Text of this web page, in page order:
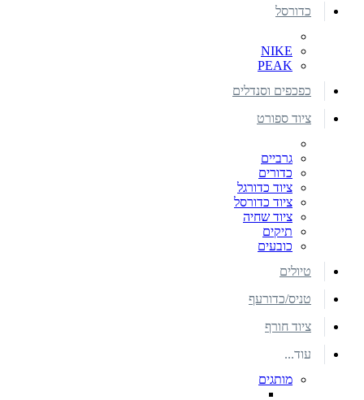
כדורסל
NIKE
PEAK
כפכפים וסנדלים
ציוד ספורט
גרביים
כדורים
ציוד כדורגל
ציוד כדורסל
ציוד שחיה
תיקים
כובעים
טיולים
טניס/כדורעף
ציוד חורף
עוד...
מותגים